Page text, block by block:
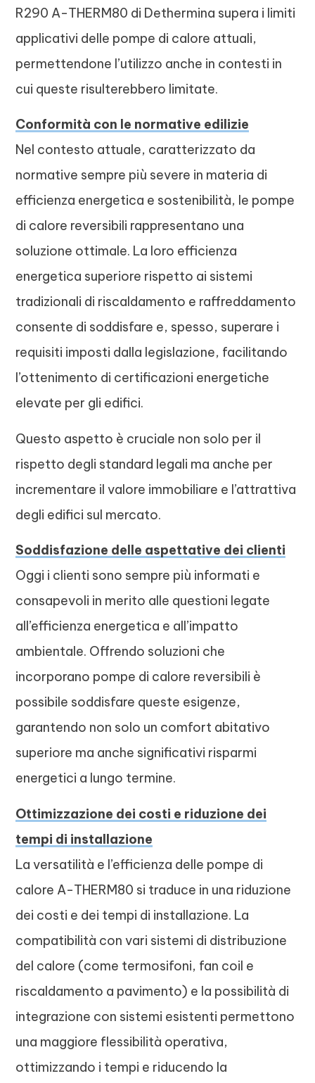
R290 A-THERM80 di Dethermina supera i limiti
applicativi delle pompe di calore attuali,
permettendone l’utilizzo anche in contesti in
cui queste risulterebbero limitate.
Conformità con le normative edilizie
Nel contesto attuale, caratterizzato da
normative sempre più severe in materia di
efficienza energetica e sostenibilità, le pompe
di calore reversibili rappresentano una
soluzione ottimale. La loro efficienza
energetica superiore rispetto ai sistemi
tradizionali di riscaldamento e raffreddamento
consente di soddisfare e, spesso, superare i
requisiti imposti dalla legislazione, facilitando
l’ottenimento di certificazioni energetiche
elevate per gli edifici.
Questo aspetto è cruciale non solo per il
rispetto degli standard legali ma anche per
incrementare il valore immobiliare e l’attrattiva
degli edifici sul mercato.
Soddisfazione delle aspettative dei clienti
Oggi i clienti sono sempre più informati e
consapevoli in merito alle questioni legate
all’efficienza energetica e all’impatto
ambientale. Offrendo soluzioni che
incorporano pompe di calore reversibili è
possibile soddisfare queste esigenze,
garantendo non solo un comfort abitativo
superiore ma anche significativi risparmi
energetici a lungo termine.
Ottimizzazione dei costi e riduzione dei
tempi di installazione
La versatilità e l’efficienza delle pompe di
calore A-THERM80 si traduce in una riduzione
dei costi e dei tempi di installazione. La
compatibilità con vari sistemi di distribuzione
del calore (come termosifoni, fan coil e
riscaldamento a pavimento) e la possibilità di
integrazione con sistemi esistenti permettono
una maggiore flessibilità operativa,
ottimizzando i tempi e riducendo la